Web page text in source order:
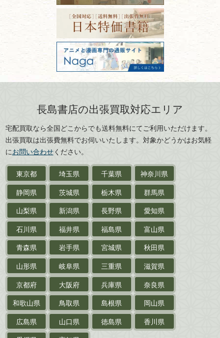
書道具
美術書・アート本・
デザイン本
カメラ・撮影術
版画・リトグラフ・
刀剣・鎧・甲冑
武道書・武術書
近代文学・
サイン色紙
作家草稿・原稿・肉筆物
探偵小説・推理小説
乗物
鉄道・
電車・バス
戦前・戦中の紙物・資料
絵葉書
支那・満洲・朝鮮・
台湾関係古資料
価値ある古書を売るポイント
と注意点
宮城県
秋田県
山形県
岐阜県
三重県
滋賀県
京都府
大阪府
兵庫県
奈良県
島根県
岡山県
徳島県
香川県
愛媛県
フリーダイヤル：0120-414-548
電話：03-3512-8115
FAX：03-3512-8116
古物商許可：東京都公安委員会 第
301028901712号
古物商名称：有限会社長島書店
長島書店の出張買取対応エリア
宅配買取なら全国どこからでも送料無料にてご利用いただけます。
出張買取は出張費無料でお伺いいたします。対象かどうかはお気軽
にお問い合わせください。
東京都 埼玉県 千葉県
神奈川県
静岡県
茨城県 栃木県
群馬県
山梨県
新潟県 長野県
愛知県
石川県
福井県 福島県
富山県
青森県
岩手県 宮城県
秋田県
山形県
岐阜県 三重県
滋賀県
京都府
大阪府 兵庫県
奈良県
和歌山県
鳥取県 島根県
岡山県
広島県
山口県 徳島県
香川県